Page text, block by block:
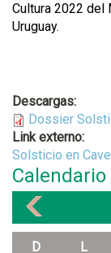
Cultura 2022 del
Uruguay.
Descargas:
Dossier
Link externo:
Solsticio en
Calendario
D L